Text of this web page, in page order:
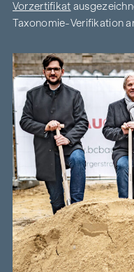
Vorzertifikat
Taxonomie-Verifikation